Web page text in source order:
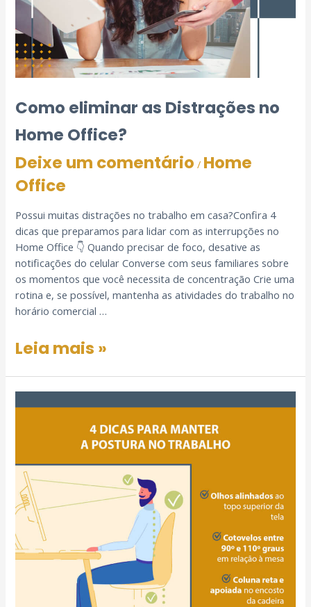
Como eliminar as Distrações no
Home Office?
Deixe um comentário / Home
Office
Possui muitas distrações no trabalho em casa?Confira 4
dicas que preparamos para lidar com as interrupções no
Home Office 👇 Quando precisar de foco, desative as
notificações do celular Converse com seus familiares sobre
os momentos que você necessita de concentração Crie uma
rotina e, se possível, mantenha as atividades do trabalho no
horário comercial …
Leia mais »